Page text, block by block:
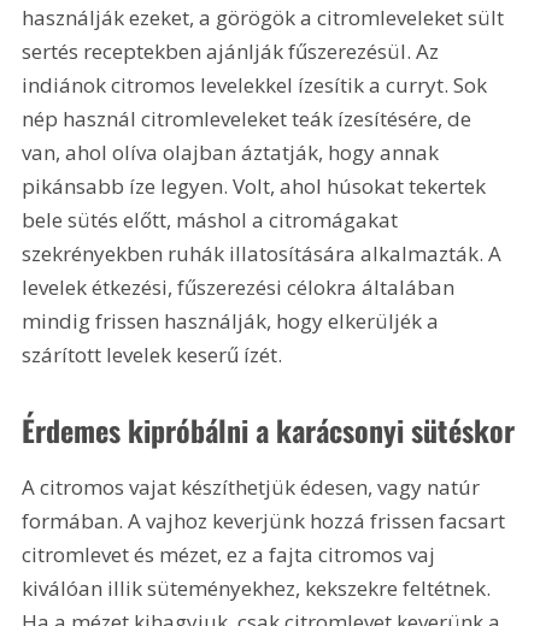
használják ezeket, a görögök a citromleveleket sült
sertés receptekben ajánlják fűszerezésül. Az
indiánok citromos levelekkel ízesítik a curryt. Sok
nép használ citromleveleket teák ízesítésére, de
van, ahol olíva olajban áztatják, hogy annak
pikánsabb íze legyen. Volt, ahol húsokat tekertek
bele sütés előtt, máshol a citromágakat
szekrényekben ruhák illatosítására alkalmazták. A
levelek étkezési, fűszerezési célokra általában
mindig frissen használják, hogy elkerüljék a
szárított levelek keserű ízét.
Érdemes kipróbálni a karácsonyi sütéskor
A citromos vajat készíthetjük édesen, vagy natúr
formában. A vajhoz keverjünk hozzá frissen facsart
citromlevet és mézet, ez a fajta citromos vaj
kiválóan illik süteményekhez, kekszekre feltétnek.